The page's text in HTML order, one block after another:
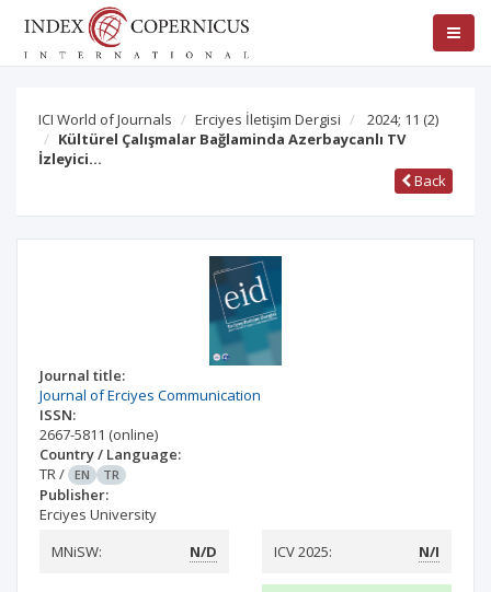
ICI World of Journals Erciyes İletişim Dergisi 2024; 11 (2)
Kültürel Çalışmalar Bağlaminda Azerbaycanlı TV
İzleyici…
Back
Journal title:
Journal of Erciyes Communication
ISSN:
2667-5811 (online)
Country / Language:
TR/ EN TR
Publisher:
Erciyes University
MNiSW:
N/D ICV 2025: N/I